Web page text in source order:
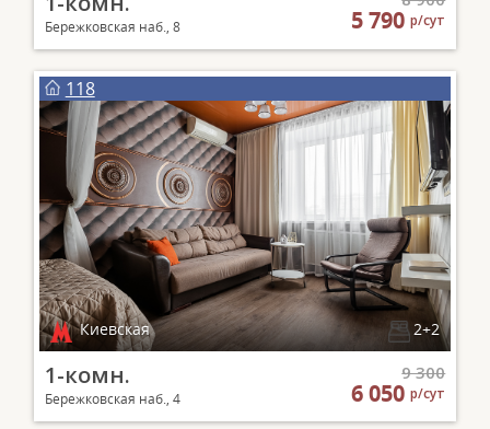
Бережковская наб., 8 5 790р/сут
118
Киевская 2+2
1-комн.
Бережковская наб., 4
9 300
6 050р/сут